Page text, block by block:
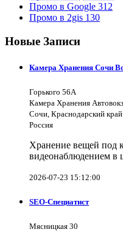
Промо в Google 312
Промо в 2gis 130
Новые Записи
Камера Хранения Сочи
Горького 56А
Камера Хранения
Сочи, Краснодарский
Россия
Хранение вещей под
видеонаблюдением в
2026-07-23 15:12:00
SEO-Специатист
Мясницкая 30